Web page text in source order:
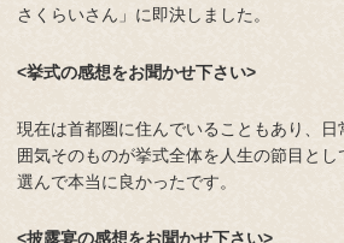
さくらいさん」に即決しました。
<挙式の感想をお聞かせ下さい>
現在は首都圏に住んでいることもあり、
囲気そのものが挙式全体を人生の節目と
選んで本当に良かったです。
<披露宴の感想をお聞かせ下さい>